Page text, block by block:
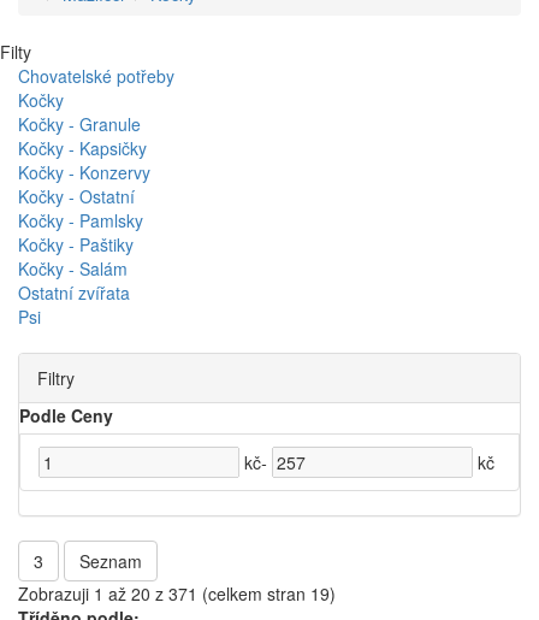
Filty
Chovatelské potřeby
Kočky
Kočky - Granule
Kočky - Kapsičky
Kočky - Konzervy
Kočky - Ostatní
Kočky - Pamlsky
Kočky - Paštiky
Kočky - Salám
Ostatní zvířata
Psi
Filtry
Podle Ceny
kč- kč
3
Seznam
Zobrazuji 1 až 20 z 371 (celkem stran 19)